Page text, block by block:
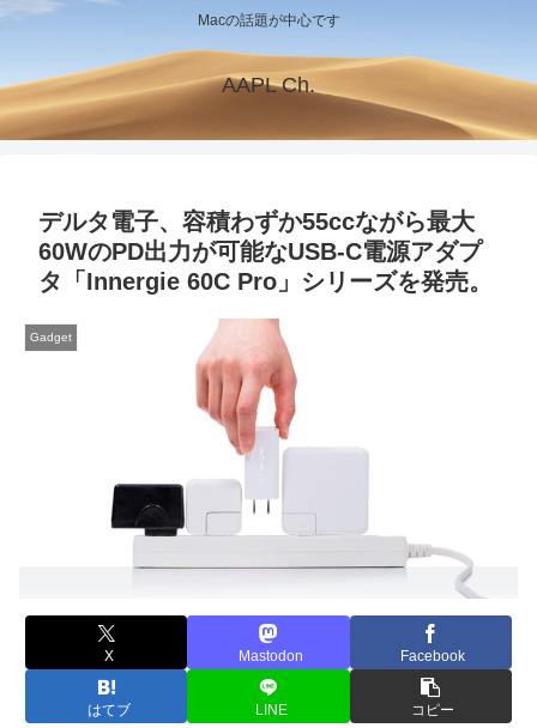
Macの話題が中心です
AAPL Ch.
デルタ電子、容積わずか55ccながら最大
60WのPD出力が可能なUSB-C電源アダプ
タ「Innergie 60C Pro」シリーズを発売。
Gadget
X Mastodon Facebook
はてブ LINE コピー